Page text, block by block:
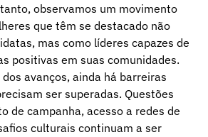
observamos um movimento
que têm se destacado não
mas como líderes capazes de
positivas em suas comunidades.
avanços, ainda há barreiras
ser superadas. Questões
de campanha, acesso a redes de
culturais continuam a ser